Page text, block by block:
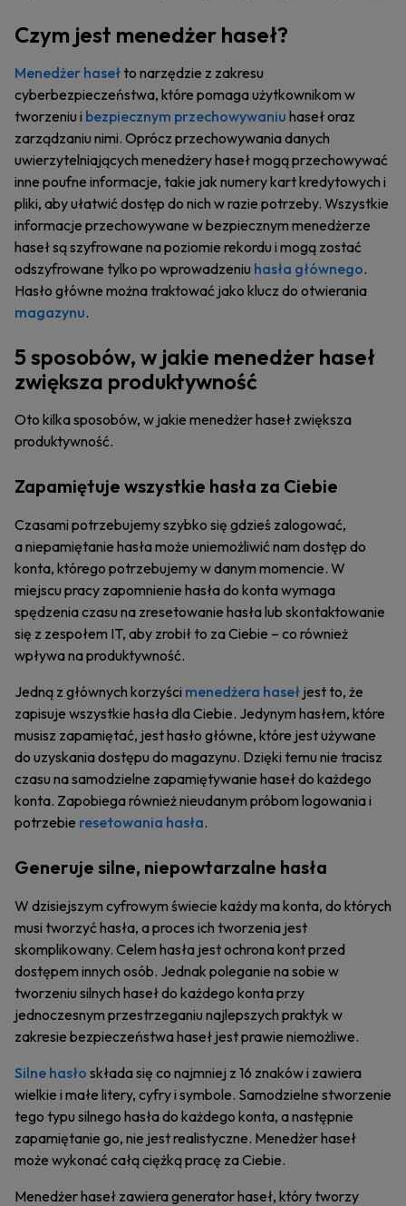
Czym jest menedżer haseł?
Menedżer hasełto narzędzie z zakresu
cyberbezpieczeństwa, które pomaga użytkownikom w
tworzeniu i bezpiecznym przechowywaniu haseł oraz
zarządzaniu nimi. Oprócz przechowywania danych
uwierzytelniających menedżery haseł mogą przechowywać
inne poufne informacje, takie jak numery kart kredytowych i
pliki, aby ułatwić dostęp do nich w razie potrzeby. Wszystkie
informacje przechowywane w bezpiecznym menedżerze
haseł są szyfrowane na poziomie rekordu i mogą zostać
odszyfrowane tylko po wprowadzeniu hasła głównego.
Hasło główne można traktować jako klucz do otwierania
magazynu.
5 sposobów, w jakie menedżer haseł
zwiększa produktywność
Oto kilka sposobów, w jakie menedżer haseł zwiększa
produktywność.
Zapamiętuje wszystkie hasła za Ciebie
Czasami potrzebujemy szybko się gdzieś zalogować,
a niepamiętanie hasła może uniemożliwić nam dostęp do
konta, którego potrzebujemy w danym momencie. W
miejscu pracy zapomnienie hasła do konta wymaga
spędzenia czasu na zresetowanie hasła lub skontaktowanie
się z zespołem IT, aby zrobił to za Ciebie – co również
wpływa na produktywność.
Jedną z głównych korzyści menedżera haseł jest to, że
zapisuje wszystkie hasła dla Ciebie. Jedynym hasłem, które
musisz zapamiętać, jest hasło główne, które jest używane
do uzyskania dostępu do magazynu. Dzięki temu nie tracisz
czasu na samodzielne zapamiętywanie haseł do każdego
konta. Zapobiega również nieudanym próbom logowania i
potrzebie resetowania hasła.
Generuje silne, niepowtarzalne hasła
W dzisiejszym cyfrowym świecie każdy ma konta, do których
musi tworzyć hasła, a proces ich tworzenia jest
skomplikowany. Celem hasła jest ochrona kont przed
dostępem innych osób. Jednak poleganie na sobie w
tworzeniu silnych haseł do każdego konta przy
jednoczesnym przestrzeganiu najlepszych praktyk w
zakresie bezpieczeństwa haseł jest prawie niemożliwe.
Silne hasło składa się co najmniej z 16 znaków i zawiera
wielkie i małe litery, cyfry i symbole. Samodzielne stworzenie
tego typu silnego hasła do każdego konta, a następnie
zapamiętanie go, nie jest realistyczne. Menedżer haseł
może wykonać całą ciężką pracę za Ciebie.
Menedżer haseł zawiera generator haseł, który tworzy